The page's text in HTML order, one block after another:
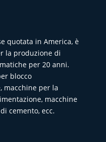
quotata in America, è
la produzione di
per 20 anni.
blocco
macchine per la
macchine
cemento, ecc.